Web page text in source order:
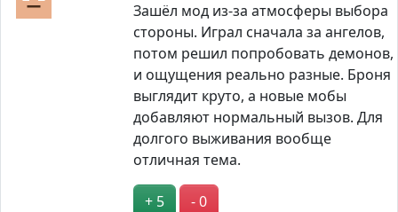
Зашёл мод из-за атмосферы выбора
стороны. Играл сначала за ангелов,
потом решил попробовать демонов,
и ощущения реально разные. Броня
выглядит круто, а новые мобы
добавляют нормальный вызов. Для
долгого выживания вообще
отличная тема.
+ 5
- 0